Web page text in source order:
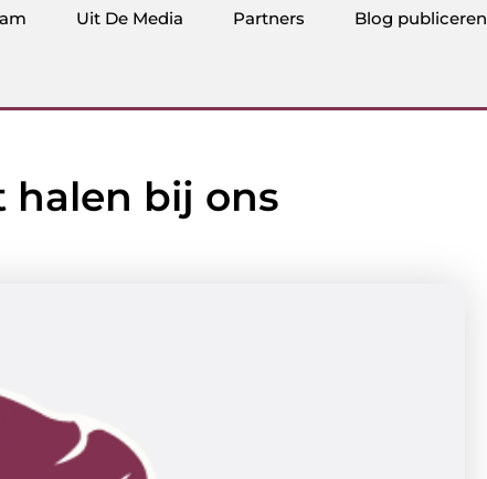
Uit De Media Partners Blog publiceren
halen bij ons